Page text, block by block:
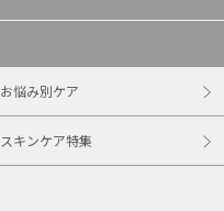
お悩み別ケア
スキンケア特集